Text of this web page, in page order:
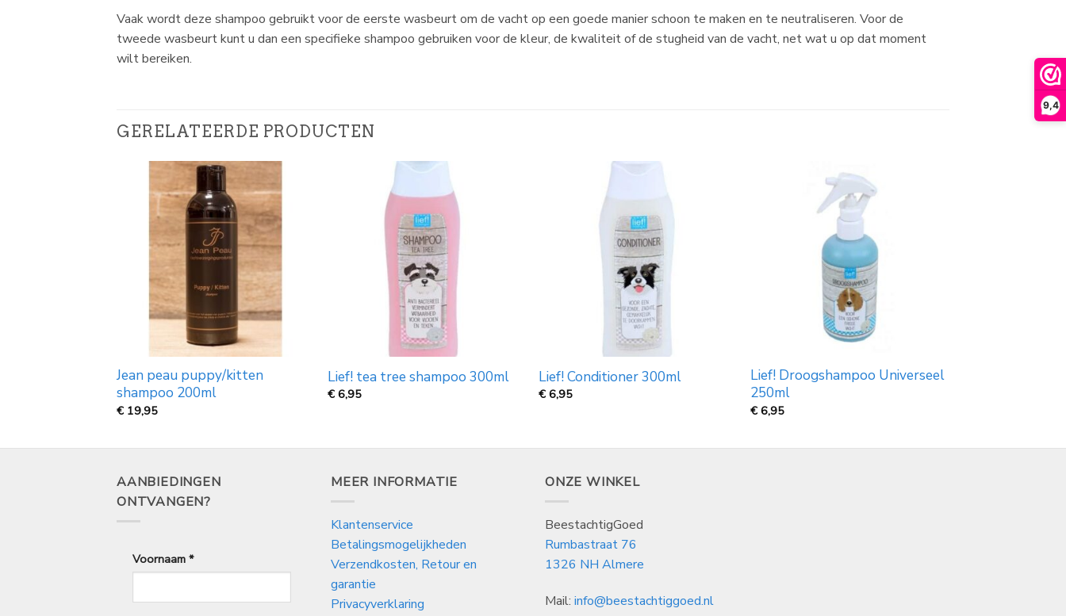
9,4
Vaak wordt deze shampoo gebruikt voor de eerste wasbeurt om de vacht op een goede manier schoon te maken en te neutraliseren. Voor de
tweede wasbeurt kunt u dan een specifieke shampoo gebruiken voor de kleur, de kwaliteit of de stugheid van de vacht, net wat u op dat moment
wilt bereiken.
GERELATEERDE PRODUCTEN
Jean peau puppy/kitten
shampoo 200ml
€ 19,95
Lief! tea tree shampoo 300ml
€6,95
Lief! Conditioner 300ml
€6,95
Lief! Droogshampoo Universeel
250ml
€ 6,95
AANBIEDINGEN
ONTVANGEN?
Voornaam *
MEER INFORMATIE
Klantenservice
Betalingsmogelijkheden
Verzendkosten, Retour en
garantie
Privacyverklaring
ONZE WINKEL
BeestachtigGoed
Rumbastraat 76
1326 NH Almere
Mail: info@beestachtiggoed.nl